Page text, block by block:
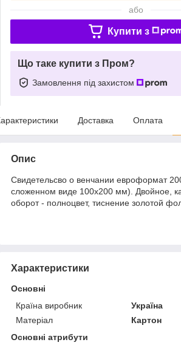
або
Купити з
Що таке купити з Пром?
Замовлення під захистом
Доставка Оплата
Опис
Свидетельсво о венчании евроформат
сложенном виде 100х200 мм). Двойное,
оборот - полноцвет, тиснение золотой
Характеристики
Основні
Країна виробник
Україна
Матеріал
Картон
Основні атрибути